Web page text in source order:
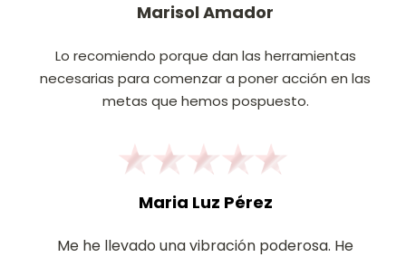
Marisol Amador
Lo recomiendo porque dan las herramientas
necesarias para comenzar a poner acción en las
metas que hemos pospuesto.
Maria Luz Pérez
Me he llevado una vibración poderosa. He